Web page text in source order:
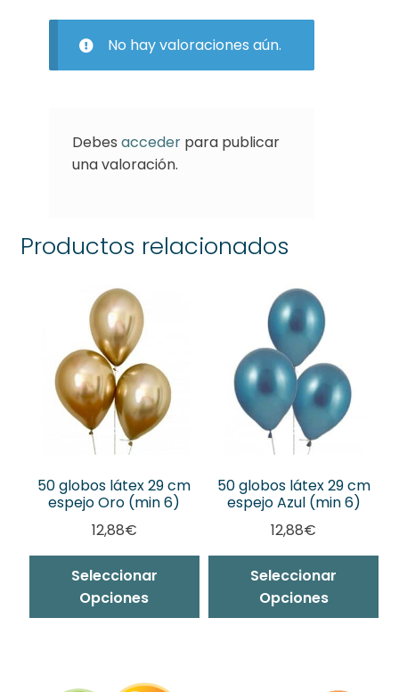
No hay valoraciones aún.
Debes accederpara publicar
una valoración.
Productos relacionados
50 globos látex 29 cm
espejo Oro (min 6)
12,88€
Seleccionar
Opciones
50 globos látex 29 cm
espejo Azul (min 6)
12,88€
Seleccionar
Opciones